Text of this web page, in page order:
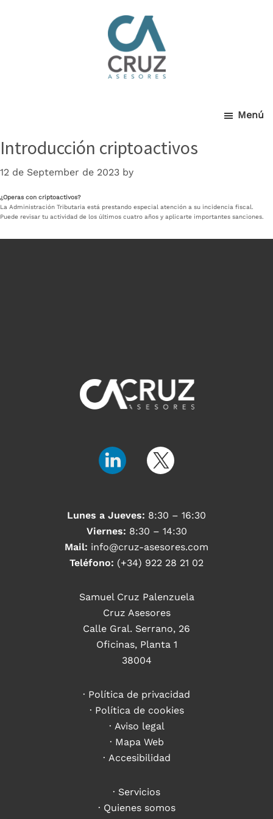
Menú
Introducción criptoactivos
12 de September de 2023 by
¿Operas con criptoactivos?
La Administración Tributaria está prestando especial atención a su incidencia fiscal.
Puede revisar tu actividad de los últimos cuatro años y aplicarte importantes sanciones.
Lunes a Jueves: 8:30 – 16:30
Viernes: 8:30 – 14:30
Mail: info@cruz-asesores.com
Teléfono: (+34) 922 28 21 02
Samuel Cruz Palenzuela
Cruz Asesores
Calle Gral. Serrano, 26
Oficinas, Planta 1
38004
Política de privacidad
Política de cookies
Aviso legal
Mapa Web
Accesibilidad
Servicios
Quienes somos